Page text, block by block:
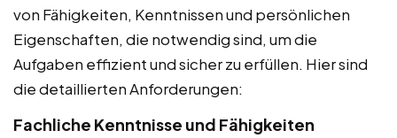
von Fähigkeiten, Kenntnissen und persönlichen
Eigenschaften, die notwendig sind, um die
Aufgaben effizient und sicher zu erfüllen. Hier sind
die detaillierten Anforderungen:
Fachliche Kenntnisse und Fähigkeiten